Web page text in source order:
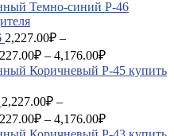
2,227.00₽ –
– 4,176.00₽
2,227.00₽ –
– 4,176.00₽